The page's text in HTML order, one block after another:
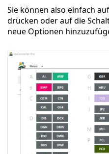
Sie können also einfach
drücken oder auf die
neue Optionen